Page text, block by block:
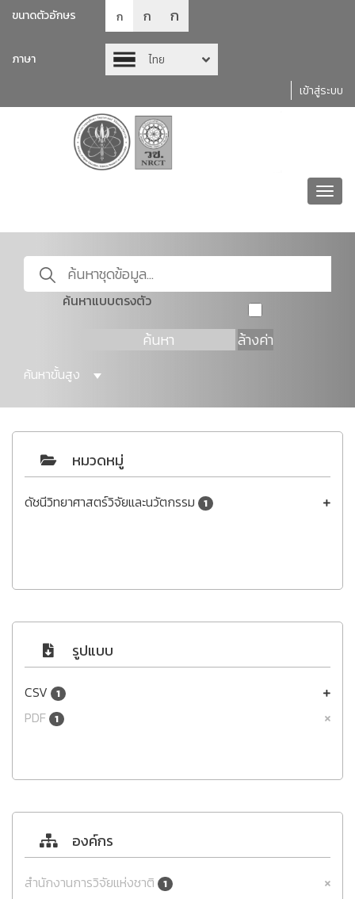
ขนาดตัวอักษร ก ก ก
ภาษา
ไทย
เข้าสู่ระบบ
ค้นหาแบบตรงตัว
ค้นหา ล้างค่า
ค้นหาขั้นสูง
หมวดหมู่
ดัชนีวิทยาศาสตร์วิจัยและนวัตกรรม 1
รูปแบบ
CSV 1
PDF 1
องค์กร
สำนักงานการวิจัยแห่งชาติ 1